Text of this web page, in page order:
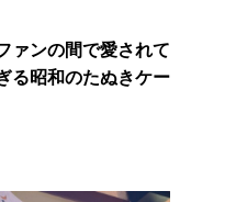
ァンの間で愛されて
る昭和のたぬきケー